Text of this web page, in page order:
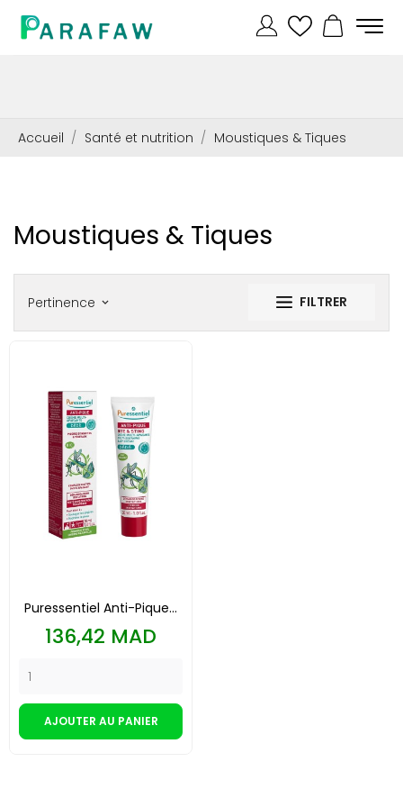
Accueil Santé et nutrition Moustiques & Tiques
Moustiques & Tiques
Pertinence keyboard_arrow_down FILTRER
Puressentiel Anti-Pique...
Prix
136,42 MAD
AJOUTER AU PANIER